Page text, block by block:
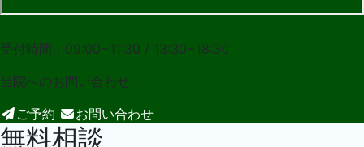
受付時間：09:00~11:30 / 13:30~18:30
当院へのお問い合わせ
ご予約
お問い合わせ
無料相談